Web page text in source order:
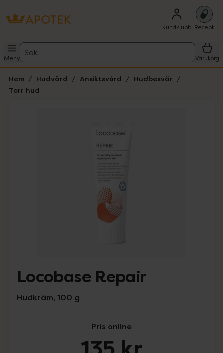
Kundklubb Recept
Meny
Sök
Varukorg
Hem Hudvård Ansiktsvård
Hudbesvär
Torr hud
Locobase Repair
Hudkräm, 100 g
Pris online